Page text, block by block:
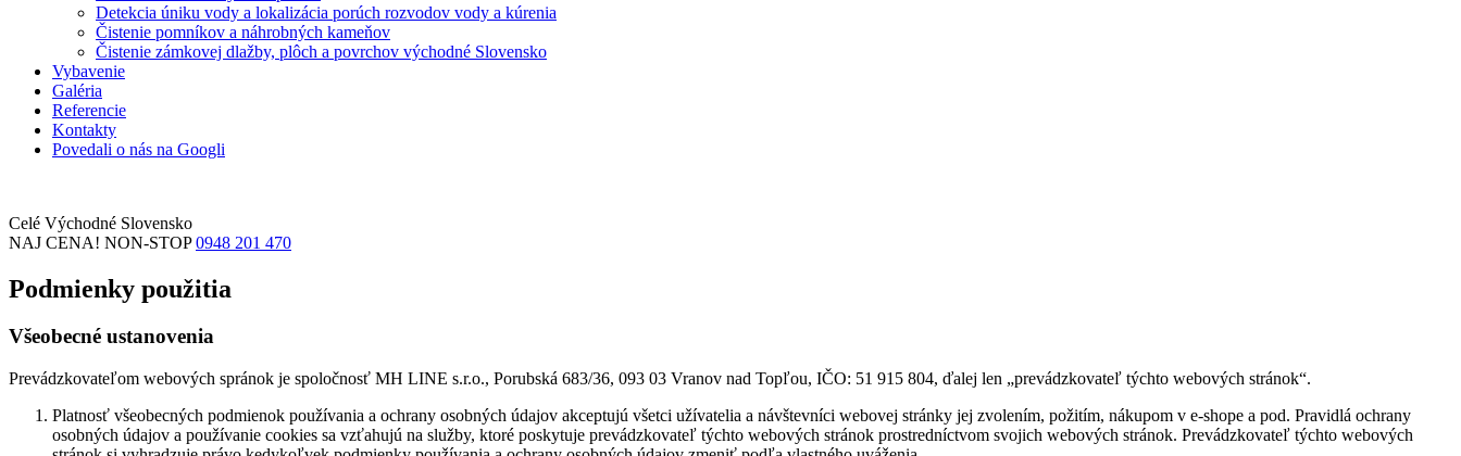
Detekcia úniku vody a lokalizácia porúch rozvodov vody a kúrenia
Čistenie pomníkov a náhrobných kameňov
Čistenie zámkovej dlažby, plôch a povrchov východné Slovensko
Vybavenie
Galéria
Referencie
Kontakty
Povedali o nás na Googli
Celé Východné Slovensko
NAJ CENA! NON-STOP0948 201 470
Podmienky použitia
Všeobecné ustanovenia
Prevádzkovateľom webových spránok je spoločnosť MH LINE s.r.o., Porubská 683/36, 093 03 Vranov nad Topľou, IČO: 51 915 804, ďalej len „prevádzkovateľ týchto webových stránok“.
Platnosť všeobecných podmienok používania a ochrany osobných údajov akceptujú všetci užívatelia a návštevníci webovej stránky jej zvolením, požitím, nákupom v e-shope a pod. Pravidlá ochrany
osobných údajov a používanie cookies sa vzťahujú na služby, ktoré poskytuje prevádzkovateľ týchto webových stránok prostredníctvom svojich webových stránok. Prevádzkovateľ týchto webových